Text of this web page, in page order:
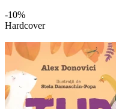
-10%
Hardcover